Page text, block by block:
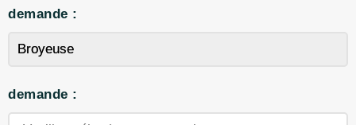
demande :
demande :